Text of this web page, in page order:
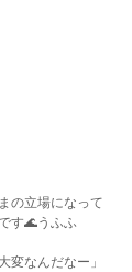
の立場になって
す🌊うふふ
変なんだなー」